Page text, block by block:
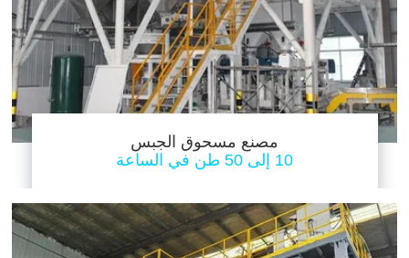
مصنع مسحوق الجبس
10 إلى 50 طن في الساعة